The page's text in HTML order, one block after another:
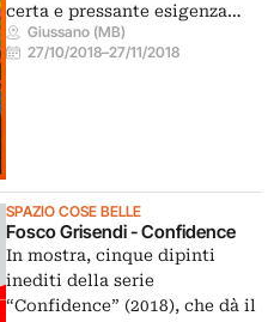
certa e pressante esigenza…
Giussano (MB)
27/10/2018–27/11/2018
SPAZIO COSE BELLE
Fosco Grisendi - Confidence
In mostra, cinque dipinti
inediti della serie
“Confidence” (2018), che dà il